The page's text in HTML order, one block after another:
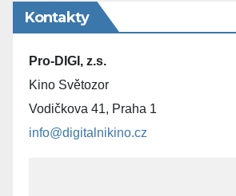
Kontakty
Pro-DIGI, z.s.
Kino Světozor
Vodičkova 41, Praha 1
info@digitalnikino.cz